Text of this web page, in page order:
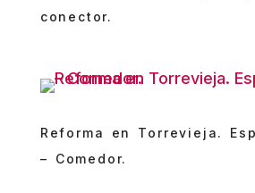
conector.
Reforma en Torrevieja.
– Comedor.